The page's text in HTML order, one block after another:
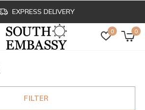
0 0
EXPRESS DELIVERY
FILTER